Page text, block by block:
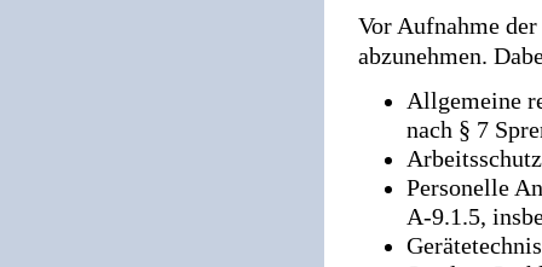
Vor Aufnahme
abzunehmen.
Allgemeine
nach § 7
Personelle
A-9.1.5,